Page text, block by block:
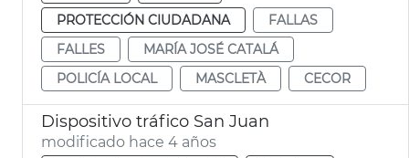
PROTECCIÓN CIUDADANA
FALLAS
FALLES
MARÍA JOSÉ CATALÁ
POLICÍA LOCAL
MASCLETÀ CECOR
Dispositivo tráfico San Juan
modificado hace 4 años